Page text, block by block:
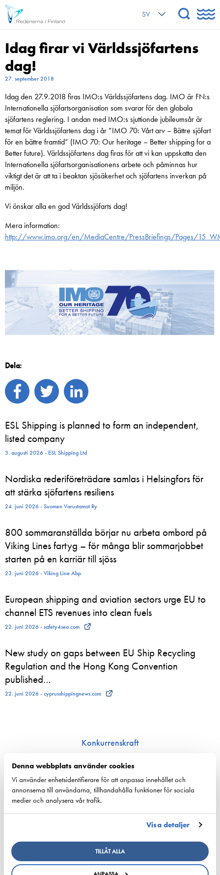
Denna webbplats använder cookies
Vi använder enhetsidentifierare för att anpassa innehållet och
annonserna till användarna, tillhandahålla funktioner för sociala
medier och analysera vår trafik.
Visa detaljer
TILLÅT ALLA
SV
Idag firar vi Världssjöfartens
dag!
27. september 2018
Idag den 27.9.2018 firas IMO:s Världssjöfartens dag. IMO är FN:s
Internationella sjöfartsorganisation som svarar för den globala
sjöfartens reglering. I andan med IMO:s sjuttionde jubileumsår är
temat för Världssjöfartens dag i år ”IMO 70: Vårt arv – Bättre sjöfart
för en bättre framtid” (IMO 70: Our heritage – Better shipping for a
Better future). Världssjöfartens dag firas för att vi kan uppskatta den
Internationella sjöfartsorganisationens arbete och påminnas hur
viktigt det är att ta i beaktan sjösäkerhet och sjöfartens inverkan på
miljön.
Vi önskar alla en god Världssjöfarts dag!
Mera information:
http://www.imo.org/en/MediaCentre/PressBriefings/Pages/
Dela:
ESL Shipping is planned to form an independent,
listed company
3. augusti 2026 - ESL Shipping Ltd
Nordiska rederiföreträdare samlas i Helsingfors för
att stärka sjöfartens resiliens
24. juni 2026 - Suomen Varustamot Ry
800 sommaranställda börjar nu arbeta ombord på
Viking Lines fartyg – för många blir sommarjobbet
starten på en karriär till sjöss
23. juni 2026 - Viking Line Abp
European shipping and aviation sectors urge EU to
channel ETS revenues into clean fuels
22. juni 2026 - safety4sea.com
New study on gaps between EU Ship Recycling
Regulation and the Hong Kong Convention
published…
22. juni 2026 - cyprusshippingnews.com
Konkurrenskraft
Sjöfarts­politik inom EU
Nyckeltal för sjöfarten
Säkerhet
Arbetsmarknad och kompetens